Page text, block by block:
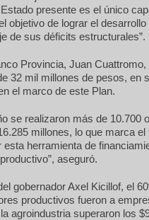
presente es el único
objetivo de lograr el
de sus déficits estructurales”.
Provincia, Juan
32 mil millones de pesos,
el marco de este Plan.
se realizaron más de 10.700
millones, lo que marca
esta herramienta de
aseguró.
gobernador Axel Kicillof, el
productivos fueron a
agroindustria superaron los